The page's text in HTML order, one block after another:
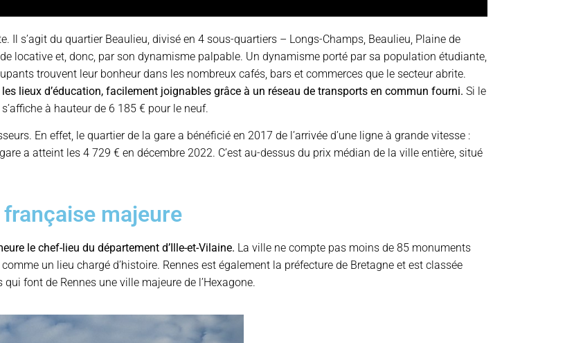
Il s’agit du quartier Beaulieu, divisé en 4 sous-quartiers – Longs-Champs, Beaulieu, Plaine de
locative et, donc, par son dynamisme palpable. Un dynamisme porté par sa population étudiante,
trouvent leur bonheur dans les nombreux cafés, bars et commerces que le secteur abrite.
lieux d’éducation, facilement joignables grâce à un réseau de transports en commun fourni. Si le
à hauteur de 6 185 € pour le neuf.
En effet, le quartier de la gare a bénéficié en 2017 de l’arrivée d’une ligne à grande vitesse :
a atteint les 4 729 € en décembre 2022. C’est au-dessus du prix médian de la ville entière, situé
majeure
le chef-lieu du département d’Ille-et-Vilaine. La ville ne compte pas moins de 85 monuments
un lieu chargé d’histoire. Rennes est également la préfecture de Bretagne et est classée
font de Rennes une ville majeure de l’Hexagone.